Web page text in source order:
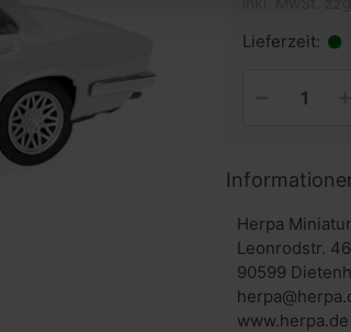
Lieferzeit:
Herpa
Leonrodstr.
90599
www.herpa.de